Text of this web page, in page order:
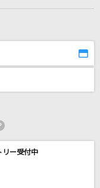
ー受付中